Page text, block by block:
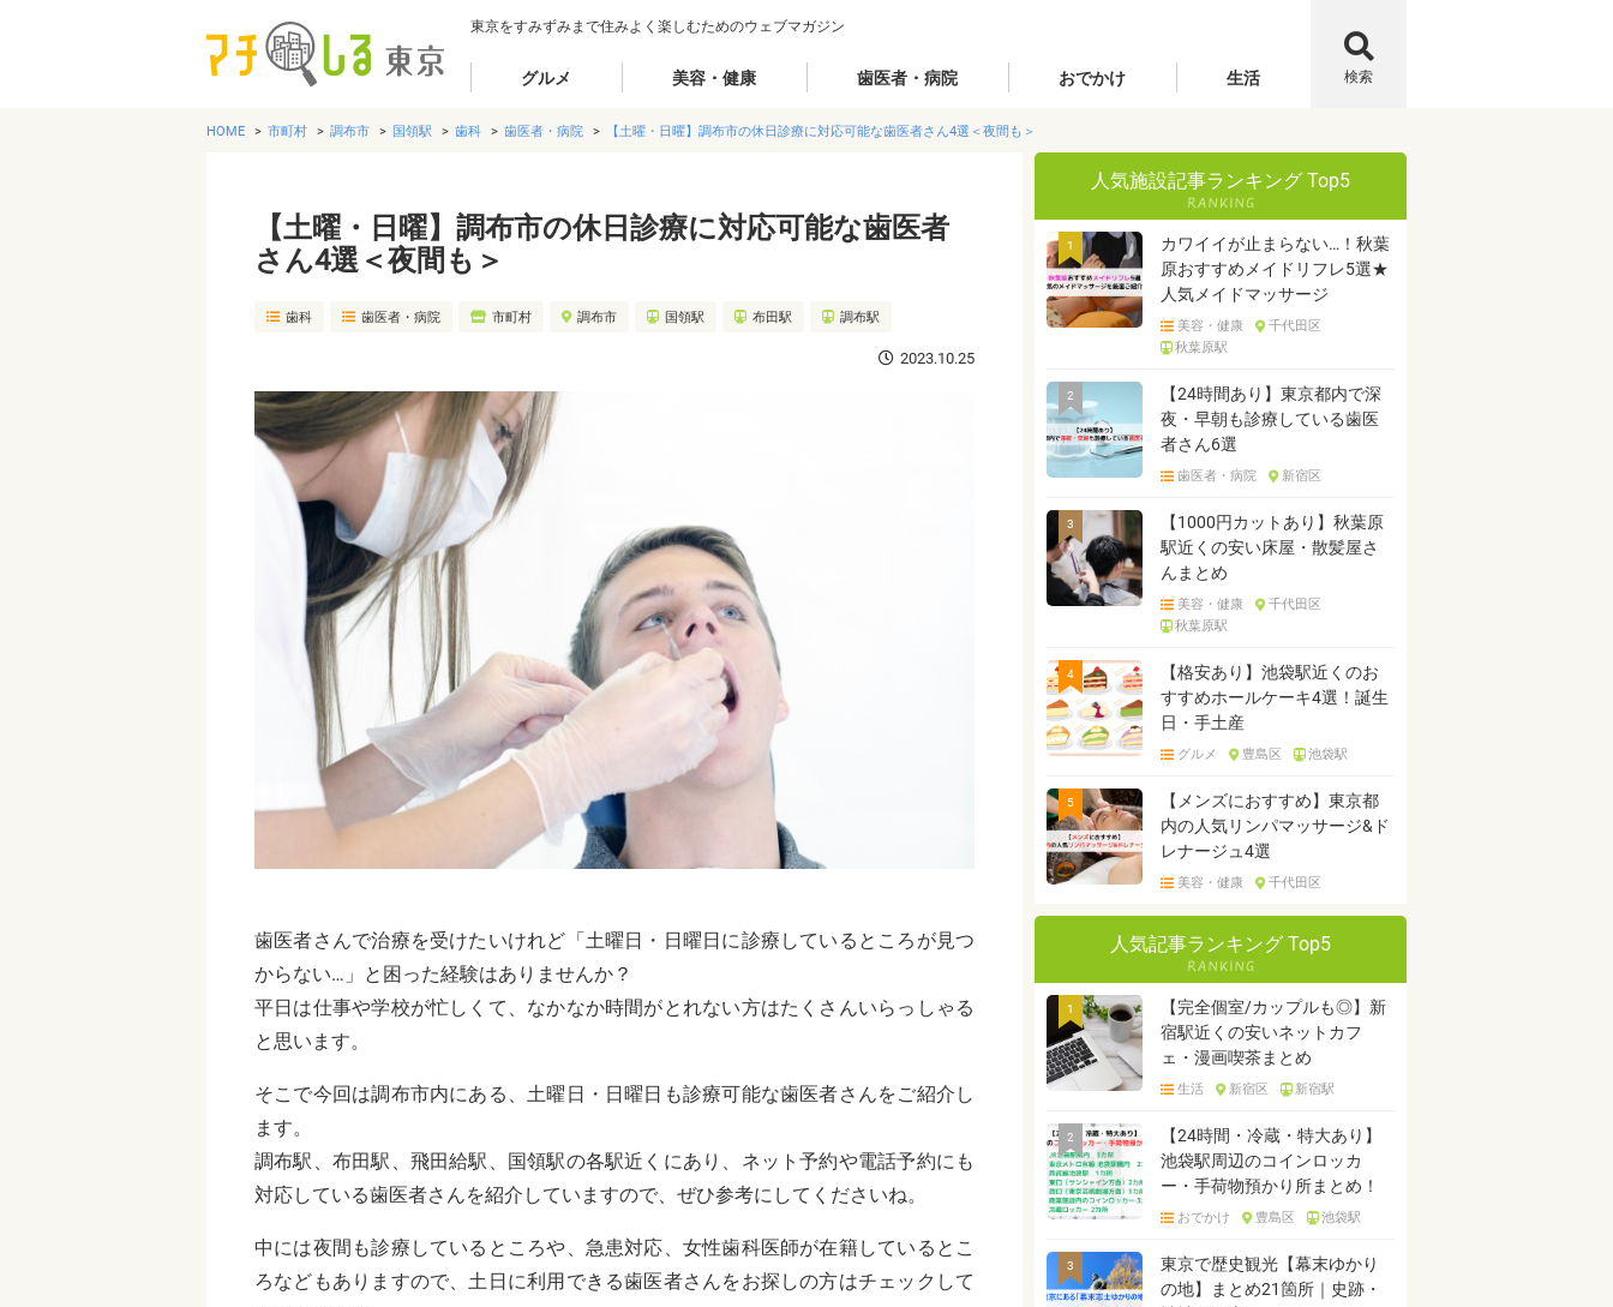
東京をすみずみまで住みよく楽しむためのウェブマガジン
グルメ 美容・健康 歯医者・病院 おでかけ 生活 検索
HOME 市町村 調布市 国領駅 歯科 歯医者・病院 【土曜・日曜】調布市の休日診療に対応可能な歯医者さん4選＜夜間も＞
【土曜・日曜】調布市の休日診療に対応可能な歯医者
さん4選＜夜間も＞
歯科 歯医者・病院 市町村 調布市 国領駅 布田駅 調布駅
2023.10.25
歯医者さんで治療を受けたいけれど「土曜日・日曜日に診療しているところが見つ
からない…」と困った経験はありませんか？
平日は仕事や学校が忙しくて、なかなか時間がとれない方はたくさんいらっしゃる
と思います。
そこで今回は調布市内にある、土曜日・日曜日も診療可能な歯医者さんをご紹介し
ます。
調布駅、布田駅、飛田給駅、国領駅の各駅近くにあり、ネット予約や電話予約にも
対応している歯医者さんを紹介していますので、ぜひ参考にしてくださいね。
中には夜間も診療しているところや、急患対応、女性歯科医師が在籍しているとこ
ろなどもありますので、土日に利用できる歯医者さんをお探しの方はチェックして
人気施設記事ランキング Top5
1
カワイイが止まらない…！秋葉
原おすすめメイドリフレ5選★
人気メイドマッサージ
美容・健康
千代田区
秋葉原駅
2
【24時間あり】東京都内で深
夜・早朝も診療している歯医
者さん6選
歯医者・病院 新宿区
3
【1000円カットあり】秋葉原
駅近くの安い床屋・散髪屋さ
んまとめ
美容・健康
千代田区
秋葉原駅
4
【格安あり】池袋駅近くのお
すすめホールケーキ4選！誕生
日・手土産
グルメ 豊島区 池袋駅
5
【メンズにおすすめ】東京都
内の人気リンパマッサージ&ド
レナージュ4選
美容・健康 千代田区
人気記事ランキング Top5
1
【完全個室/カップルも◎】新
宿駅近くの安いネットカフ
ェ・漫画喫茶まとめ
生活 新宿区 新宿駅
2
【24時間・冷蔵・特大あり】
池袋駅周辺のコインロッカ
ー・手荷物預かり所まとめ！
おでかけ 豊島区 池袋駅
3
東京で歴史観光【幕末ゆかり
の地】まとめ21箇所｜史跡・